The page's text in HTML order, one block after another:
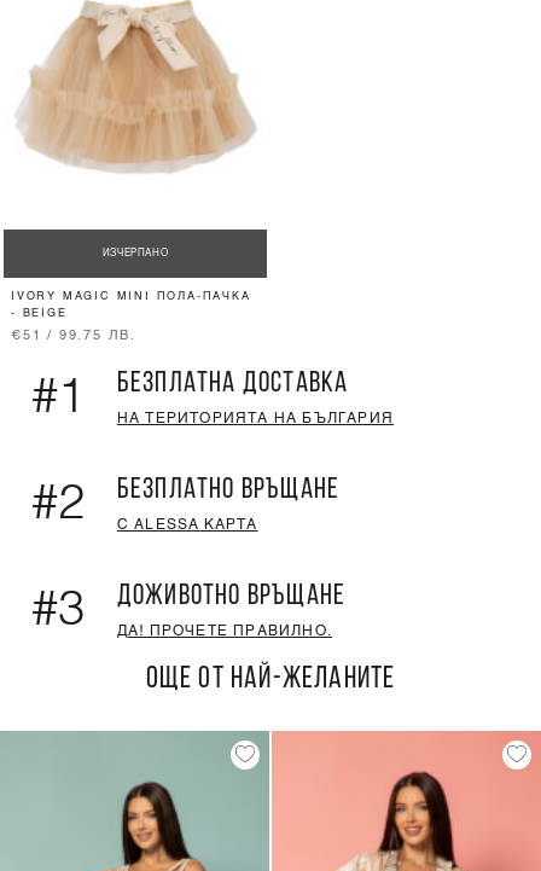
ИЗЧЕРПАНО
IVORY MAGIC MINI ПОЛА-ПАЧКА
- BEIGE
€51 / 99.75 ЛВ.
#1 БЕЗПЛАТНА ДОСТАВКА
НА ТЕРИТОРИЯТА НА БЪЛГАРИЯ
#2 БЕЗПЛАТНО ВРЪЩАНЕ
С ALESSA КАРТА
#3 ДОЖИВОТНО ВРЪЩАНЕ
ДА! ПРОЧЕТЕ ПРАВИЛНО.
ОЩЕ ОТ НАЙ-ЖЕЛАНИТЕ